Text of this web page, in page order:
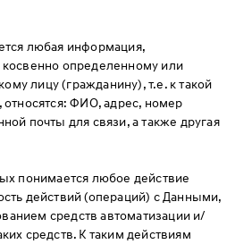
любая информация,
определенному или
лицу (гражданину), т.е. к такой
относятся: ФИО, адрес, номер
почты для связи, а также другая
понимается любое действие
действий (операций) с Данными,
средств автоматизации и/
средств. К таким действиям